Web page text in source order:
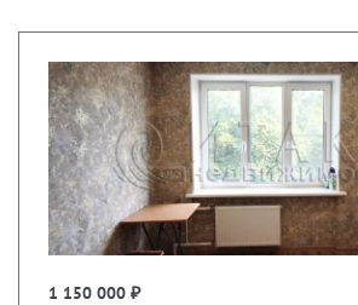
1 150 000 ₽